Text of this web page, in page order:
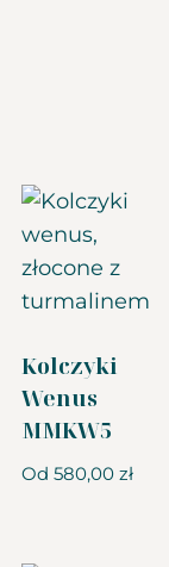
Kolczyki
Wenus
MMKW5
Od 580,00 zł